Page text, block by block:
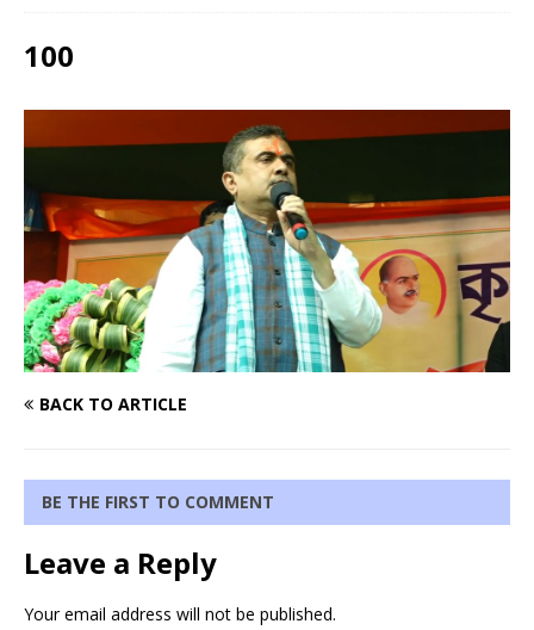
100
BACK TO ARTICLE
BE THE FIRST TO COMMENT
Leave a Reply
Your email address will not be published.